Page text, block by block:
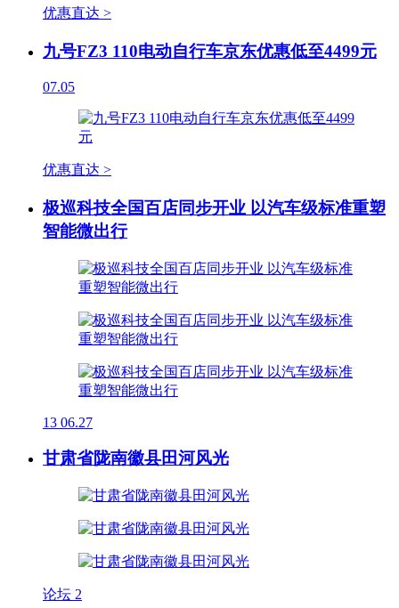
优惠直达 >
九号FZ3 110电动自行车京东优惠低至4499元
07.05
优惠直达 >
极巡科技全国百店同步开业 以汽车级标准重塑
智能微出行
13 06.27
甘肃省陇南徽县田河风光
论坛 2